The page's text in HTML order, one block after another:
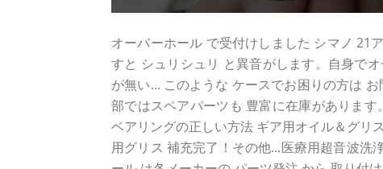
オーバーホール で受付けしました シマノ 21
すと シュリシュリ と異音がします。自身で
が無い... このような ケースでお困りの方は
部ではスペアパーツも 豊富に在庫がありま
ベアリングの正しい方法 ギア用オイル＆グリ
用グリス 補充完了！その他...医療用超音波洗